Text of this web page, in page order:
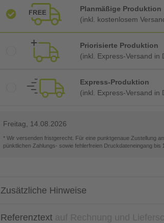
Planmäßige Produktion
(inkl. kostenlosem
Priorisierte Produktion
(inkl. Express-Versand in
Express-Produktion
(inkl. Express-Versand in
Freitag, 14.08.2026
* Wir versenden fristgerecht. Für eine punktgenaue Zustellung
pünktlichen Zahlungs- sowie fehlerfreien Druckdateneingang bis
Zusätzliche Hinweise
Referenztext